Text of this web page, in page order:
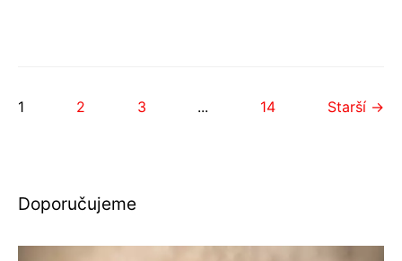
1 2 3 ... 14 Starší →
Doporučujeme